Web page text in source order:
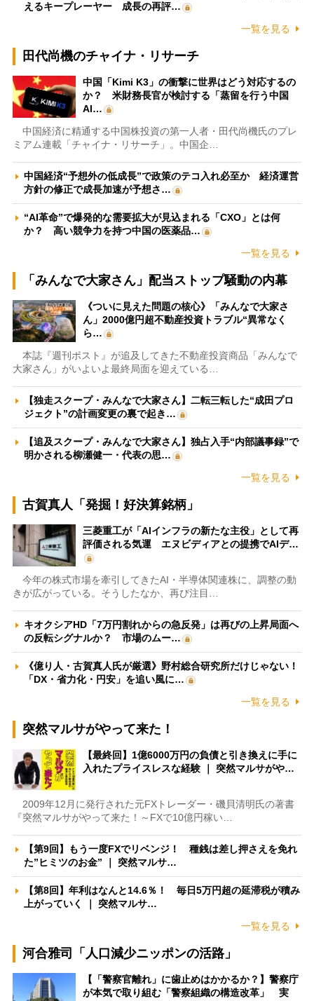
えるキープレーヤー 成長の再評…
一覧を見る
田代尚機のチャイナ・リサーチ
中国「Kimi K3」の衝撃に世界はどう対応するの
か？ 米財務長官が検討する「蒸留を行う中国
AI…
中国経済に精通する中国株投資の第一人者・田代尚機氏のプレ
ミアム連載「チャイナ・リサーチ」。中国企…
中国経済“予想外の低成長”で政策のテコ入れ必至か 経済運営
方針の修正で成長加速が予想さ…
“AI革命”で爆発的な需要拡大が見込まれる「CXO」とは何
か？ 高い競争力を持つ中国の医薬品…
一覧を見る
「みんなで大家さん」配当ストップ騒動の内幕
《ついに見えた問題の核心》「みんなで大家さ
ん」2000億円超不動産投資トラブル“異常なく
ら…
本誌『週刊ポスト』が追及してきた不動産投資商品「みんなで
大家さん」がいよいよ最終局面を迎えている…
【独走スクープ・みんなで大家さん】二転三転した“成田プロ
ジェクト”の計画変更の裏で起き…
【追及スクープ・みんなで大家さん】独占入手“内部議事録”で
明かされる柳瀬健一・代表の思…
一覧を見る
古賀真人「発掘！好決算銘柄」
三菱重工が「AIインフラの新たな主役」として再
評価される気運 エヌビディアとの提携でAIデ…
今年の株式市場を牽引してきたAI・半導体関連株に、調整の動
きが広がっている。そうしたなか、再び注目…
キオクシアHD「7万円割れからの急反発」は再びの上昇局面へ
の反転シグナルか？ 市場のムー…
《億り人・古賀真人氏が厳選》野村総合研究所だけじゃない！
「DX・省力化・円安」を追い風に…
一覧を見る
突然マルサがやって来た！
【最終回】1億6000万円の負債と引き換えに手に
入れたプライスレスな経験 ｜ 突然マルサがや…
2009年12月に発行された元FXトレーダー・磯貝清明氏の著書
『突然マルサがやって来た！～FXで10億円稼い…
【第9回】もう一度FXでリベンジ！ 種銭は差し押さえを免れ
た”ヒミツのお金” ｜ 突然マルサ…
【第8回】年利はなんと14.6％！ 毎日5万円超の延滞税が積み
上がっていく ｜ 突然マルサ…
一覧を見る
河合雅司「人口減少ニッポンの活路」
【「警察官離れ」に歯止めはかかるか？】警察庁
が本気で取り組む「警察組織の構造改革」 実